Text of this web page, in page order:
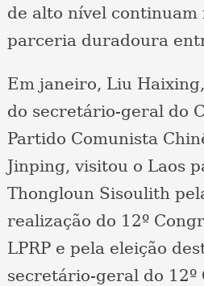
de alto nível continuam
parceria duradoura
Em janeiro, Liu
do secretário-geral do
Partido Comunista
Jinping, visitou o Laos
Thongloun Sisoulith
realização do 12º
LPRP e pela eleição
secretário-geral do 12º